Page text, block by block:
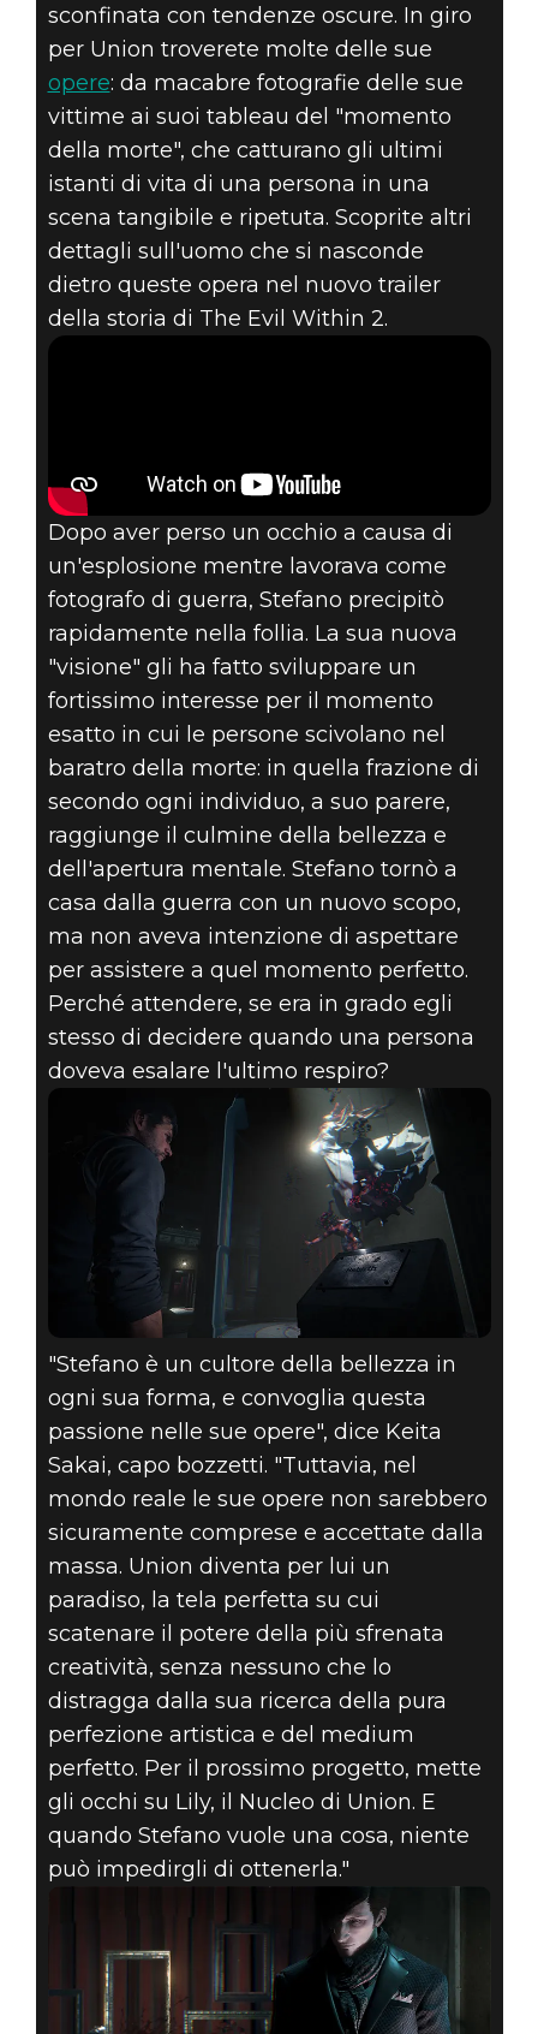
THE EVIL
WITHIN 2 -
STEFANO E
OBSCURA
sconfinata con tendenze oscure. In giro
per Union troverete molte delle sue
opere: da macabre fotografie delle sue
vittime ai suoi tableau del "momento
della morte", che catturano gli ultimi
istanti di vita di una persona in una
scena tangibile e ripetuta. Scoprite altri
dettagli sull'uomo che si nasconde
dietro queste opera nel nuovo trailer
della storia di The Evil Within 2.
Dopo aver perso un occhio a causa di
un'esplosione mentre lavorava come
fotografo di guerra, Stefano precipitò
rapidamente nella follia. La sua nuova
"visione" gli ha fatto sviluppare un
fortissimo interesse per il momento
esatto in cui le persone scivolano nel
baratro della morte: in quella frazione di
secondo ogni individuo, a suo parere,
raggiunge il culmine della bellezza e
dell'apertura mentale. Stefano tornò a
casa dalla guerra con un nuovo scopo,
ma non aveva intenzione di aspettare
per assistere a quel momento perfetto.
Perché attendere, se era in grado egli
stesso di decidere quando una persona
doveva esalare l'ultimo respiro?
"Stefano è un cultore della bellezza in
ogni sua forma, e convoglia questa
passione nelle sue opere", dice Keita
Sakai, capo bozzetti. "Tuttavia, nel
mondo reale le sue opere non sarebbero
sicuramente comprese e accettate dalla
massa. Union diventa per lui un
paradiso, la tela perfetta su cui
scatenare il potere della più sfrenata
creatività, senza nessuno che lo
distragga dalla sua ricerca della pura
perfezione artistica e del medium
perfetto. Per il prossimo progetto, mette
gli occhi su Lily, il Nucleo di Union. E
quando Stefano vuole una cosa, niente
può impedirgli di ottenerla."